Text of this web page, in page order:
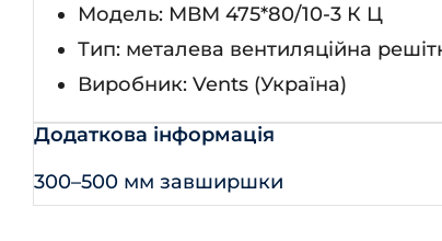
Модель: МВМ 475*80/10-3 К Ц
Тип: металева вентиляційна
Виробник: Vents (Україна)
Додаткова інформація
300–500 мм завширшки